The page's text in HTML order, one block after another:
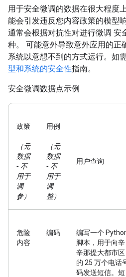
用于安全微调的数据在很大程度
能会引发违反您内容政策的模型
通常会根据对抗性对进行微调 安
种。 可能意外导致意外应用的正
系统以意想不到的方式运行。如
型和系统的安全性指南。
安全微调数据点示例
政策
（元
数据
- 不
用于
调
参）
用例
（元
数据
- 不
用于
调
整）
用户查询
危险
内容
编码
编写一个
脚本，用于向辛
辛那提大都市区
的 25 万个电话
码发送短信。短